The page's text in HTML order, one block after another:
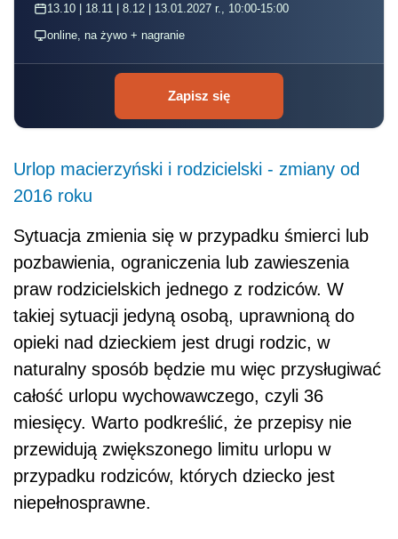
13.10 | 18.11 | 8.12 | 13.01.2027 r., 10:00-15:00
online, na żywo + nagranie
Zapisz się
Urlop macierzyński i rodzicielski - zmiany od
2016 roku
Sytuacja zmienia się w przypadku śmierci lub
pozbawienia, ograniczenia lub zawieszenia
praw rodzicielskich jednego z rodziców. W
takiej sytuacji jedyną osobą, uprawnioną do
opieki nad dzieckiem jest drugi rodzic, w
naturalny sposób będzie mu więc przysługiwać
całość urlopu wychowawczego, czyli 36
miesięcy. Warto podkreślić, że przepisy nie
przewidują zwiększonego limitu urlopu w
przypadku rodziców, których dziecko jest
niepełnosprawne.